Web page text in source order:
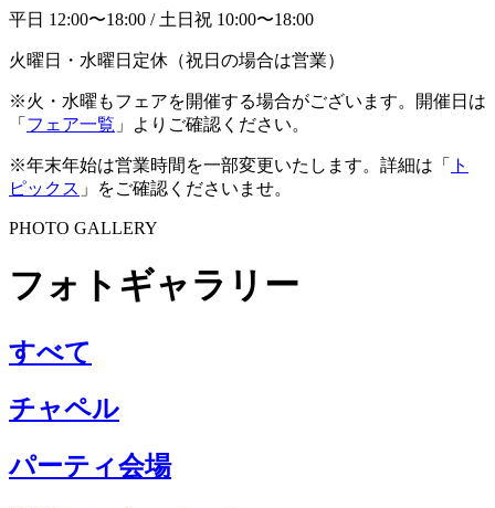
平日 12:00〜18:00 / 土日祝 10:00〜18:00
火曜日・水曜日定休（祝日の場合は営業）
※火・水曜もフェアを開催する場合がございます。開催日は
「 フェア一覧 」よりご確認ください。
※年末年始は営業時間を一部変更いたします。詳細は「
ト
ピックス 」をご確認くださいませ。
PHOTO GALLERY
フォトギャラリー
すべて
チャペル
パーティ会場